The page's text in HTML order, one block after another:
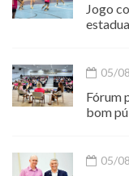
Jogo
05/
Fórum
bom
05/